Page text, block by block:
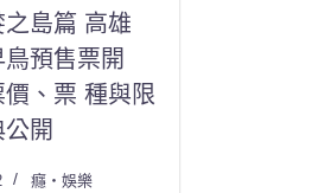
之島篇 高雄
預售票開
價、票 種與限
開
癮・娛樂